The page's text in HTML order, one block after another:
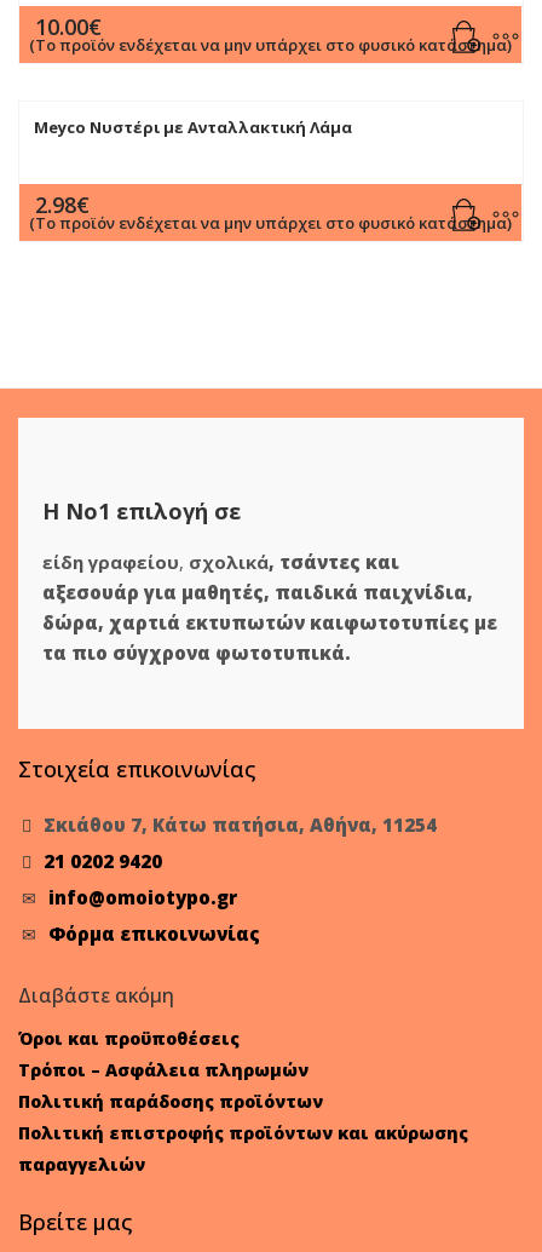
10.00€
(Το προϊόν ενδέχεται να μην υπάρχει στο φυσικό κατάστημα)
Meyco Νυστέρι με Ανταλλακτική Λάμα
2.98€
(Το προϊόν ενδέχεται να μην υπάρχει στο φυσικό κατάστημα)
Η Νο1 επιλογή σε
είδη γραφείου, σχολικά, τσάντες και
αξεσουάρ για μαθητές, παιδικά παιχνίδια,
δώρα, χαρτιά εκτυπωτών καιφωτοτυπίες με
τα πιο σύγχρονα φωτοτυπικά.
Στοιχεία επικοινωνίας
Σκιάθου 7, Κάτω πατήσια, Αθήνα, 11254
21 0202 9420
info@omoiotypo.gr
Φόρμα επικοινωνίας
Διαβάστε ακόμη
Όροι και προϋποθέσεις
Τρόποι – Ασφάλεια πληρωμών
Πολιτική παράδοσης προϊόντων
Πολιτική επιστροφής προϊόντων και ακύρωσης
παραγγελιών
Βρείτε μας